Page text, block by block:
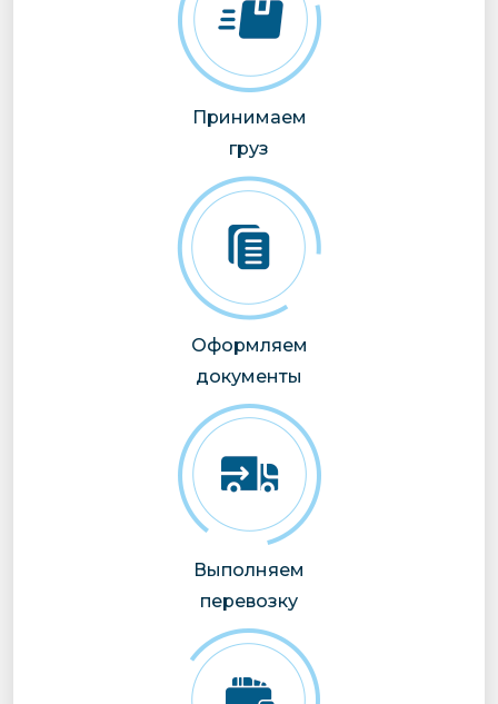
Принимаем
груз
Оформляем
документы
Выполняем
перевозку